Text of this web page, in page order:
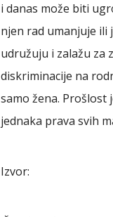
i danas može biti
njen rad umanjuje ili
udružuju i zalažu za
diskriminacije na
samo žena. Prošlost
jednaka prava svih
Izvor: